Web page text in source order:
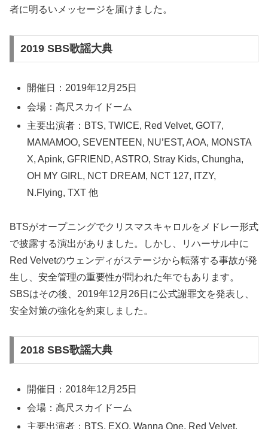
者に明るいメッセージを届けました。
2019 SBS歌謡大典
開催日：2019年12月25日
会場：高尺スカイドーム
主要出演者：BTS, TWICE, Red Velvet, GOT7,
MAMAMOO, SEVENTEEN, NU’EST, AOA, MONSTA
X, Apink, GFRIEND, ASTRO, Stray Kids, Chungha,
OH MY GIRL, NCT DREAM, NCT 127, ITZY,
N.Flying, TXT 他
BTSがオープニングでクリスマスキャロルをメドレー形式
で披露する演出がありました。しかし、リハーサル中に
Red Velvetのウェンディがステージから転落する事故が発
生し、安全管理の重要性が問われた年でもあります。
SBSはその後、2019年12月26日に公式謝罪文を発表し、
安全対策の強化を約束しました。
2018 SBS歌謡大典
開催日：2018年12月25日
会場：高尺スカイドーム
主要出演者：BTS, EXO, Wanna One, Red Velvet,